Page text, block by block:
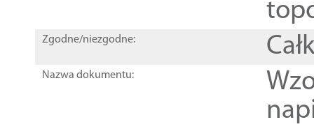
Zgodne/niezgodne:
Nazwa dokumentu: